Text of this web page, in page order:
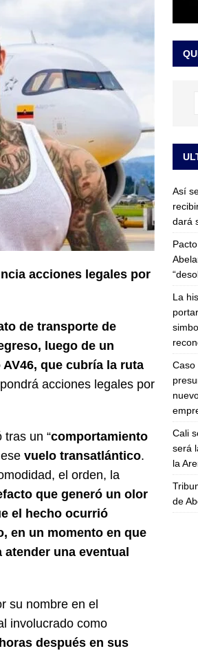
así será la investidura de Abelardo
acciones legales por
de transporte de
luego de un
que cubría la ruta
acciones legales por
un “comportamiento
vuelo transatlántico.
el orden, la
que generó un olor
el hecho ocurrió
en un momento en que
una eventual
su nombre en el
involucrado como
después en sus
Así
dará
La
Caso
Cali
será
la
de